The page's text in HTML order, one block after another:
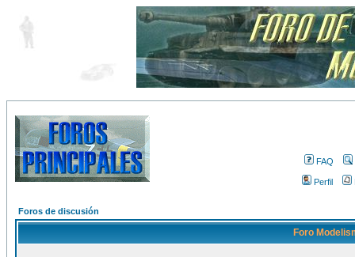
FAQ
Perfil
Foros de discusión
Foro